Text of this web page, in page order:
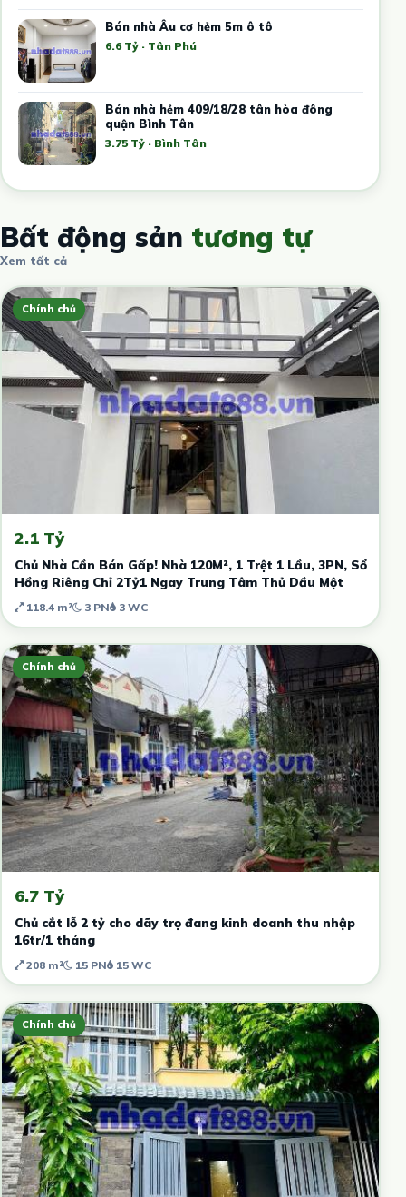
Bán nhà Âu cơ hẻm 5m ô tô
6.6 Tỷ · Tân Phú
Bán nhà hẻm 409/18/28 tân hòa đông
quận Bình Tân
3.75 Tỷ · Bình Tân
Bất động sản tương tự
Xem tất cả
Chính chủ
2.1 Tỷ
Chủ Nhà Cần Bán Gấp! Nhà 120M², 1 Trệt 1 Lầu, 3PN, Sổ
Hồng Riêng Chỉ 2Tỷ1 Ngay Trung Tâm Thủ Dầu Một
118.4 m² 3 PN 3 WC
Chính chủ
6.7 Tỷ
Chủ cắt lỗ 2 tỷ cho dãy trọ đang kinh doanh thu nhập
16tr/1 tháng
208 m² 15 PN 15 WC
Chính chủ